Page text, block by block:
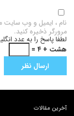
نام ، ایمیل و وب
مرورگر ذخیره کنید.
لطفا پاسخ را به عدد
هشت + ۴ =
آخرین مقالات